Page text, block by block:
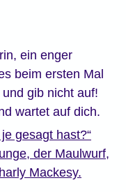
ein enger
beim ersten Mal
gib nicht auf!
wartet auf dich.
gesagt hast?“
der Maulwurf,
Mackesy.